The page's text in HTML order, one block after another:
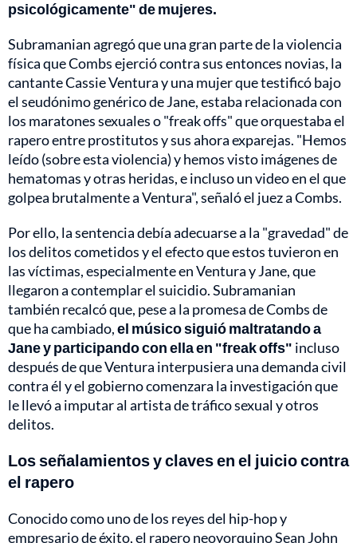
psicológicamente" de mujeres.
Subramanian agregó que una gran parte de la violencia
física que Combs ejerció contra sus entonces novias, la
cantante Cassie Ventura y una mujer que testificó bajo
el seudónimo genérico de Jane, estaba relacionada con
los maratones sexuales o "freak offs" que orquestaba el
rapero entre prostitutos y sus ahora exparejas. "Hemos
leído (sobre esta violencia) y hemos visto imágenes de
hematomas y otras heridas, e incluso un video en el que
golpea brutalmente a Ventura", señaló el juez a Combs.
Por ello, la sentencia debía adecuarse a la "gravedad" de
los delitos cometidos y el efecto que estos tuvieron en
las víctimas, especialmente en Ventura y Jane, que
llegaron a contemplar el suicidio. Subramanian
también recalcó que, pese a la promesa de Combs de
que ha cambiado,el músico siguió maltratando a
Jane y participando con ella en "freak offs" incluso
después de que Ventura interpusiera una demanda civil
contra él y el gobierno comenzara la investigación que
le llevó a imputar al artista de tráfico sexual y otros
delitos.
Los señalamientos y claves en el juicio contra
el rapero
Conocido como uno de los reyes del hip-hop y
empresario de éxito, el rapero neoyorquino Sean John